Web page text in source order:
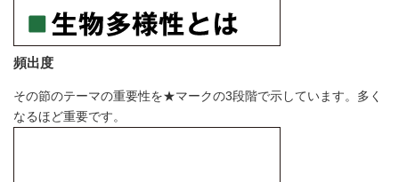
頻出度
その節のテーマの重要性を★マークの3段階で示しています。多く
なるほど重要です。